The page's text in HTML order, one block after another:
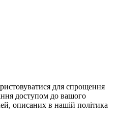
для спрощення
доступом до вашого
описаних в нашій політика